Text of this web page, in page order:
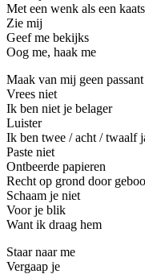
Met een wenk als een
Zie mij
Geef me bekijks
Oog me, haak me
Maak van mij geen passant
Vrees niet
Ik ben niet je belager
Luister
Ik ben twee / acht / twaalf
Paste niet
Ontbeerde papieren
Recht op grond door
Schaam je niet
Voor je blik
Want ik draag hem
Staar naar me
Vergaap je